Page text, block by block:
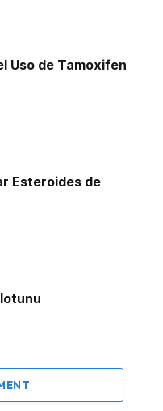
Uso de Tamoxifen
Esteroides de